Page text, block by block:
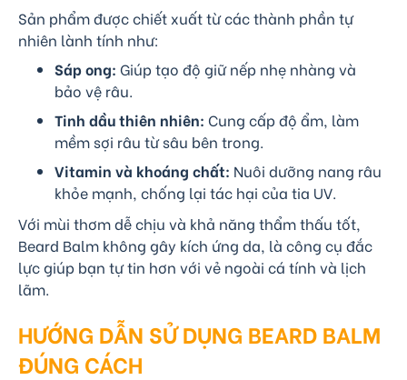
Sản phẩm được chiết xuất từ các thành phần tự
nhiên lành tính như:
Sáp ong: Giúp tạo độ giữ nếp nhẹ nhàng và
bảo vệ râu.
Tinh dầu thiên nhiên: Cung cấp độ ẩm, làm
mềm sợi râu từ sâu bên trong.
Vitamin và khoáng chất: Nuôi dưỡng nang râu
khỏe mạnh, chống lại tác hại của tia UV.
Với mùi thơm dễ chịu và khả năng thẩm thấu tốt,
Beard Balm không gây kích ứng da, là công cụ đắc
lực giúp bạn tự tin hơn với vẻ ngoài cá tính và lịch
lãm.
HƯỚNG DẪN SỬ DỤNG BEARD BALM
ĐÚNG CÁCH